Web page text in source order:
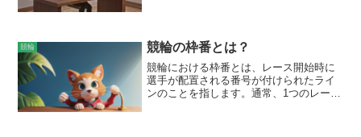
コントロールし、他のラインをけん制す
る重要な役割を担っています。先行選手
は通常、チームの中で最も力のある選手
が務め、レースの序盤から先頭に立って
集団を引っ張ります。他のラインの選手
競輪 競輪の枠番とは？
競輪における枠番とは、レース開始時に
選手が配置される番号が付けられたライ
ンのことを指します。通常、1つのレース